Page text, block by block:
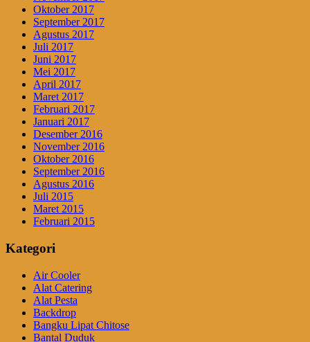
Oktober 2017
September 2017
Agustus 2017
Juli 2017
Juni 2017
Mei 2017
April 2017
Maret 2017
Februari 2017
Januari 2017
Desember 2016
November 2016
Oktober 2016
September 2016
Agustus 2016
Juli 2015
Maret 2015
Februari 2015
Kategori
Air Cooler
Alat Catering
Alat Pesta
Backdrop
Bangku Lipat Chitose
Bantal Duduk